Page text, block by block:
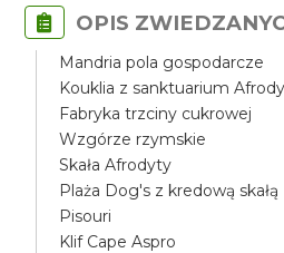
OPIS
Mandria pola gospodarcze
Kouklia z sanktuarium
Fabryka trzciny cukrowej
Wzgórze rzymskie
Skała Afrodyty
Plaża Dog's z kredową skałą
Pisouri
Klif Cape Aspro